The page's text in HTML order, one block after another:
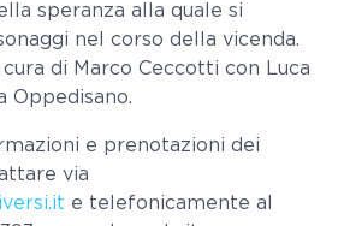
speranza alla quale si
nel corso della vicenda.
di Marco Ceccotti con Luca
Oppedisano.
e prenotazioni dei
via
e telefonicamente al